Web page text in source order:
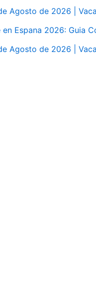
Agosto de 2026 |
Espana 2026: Guia
Agosto de 2026 |